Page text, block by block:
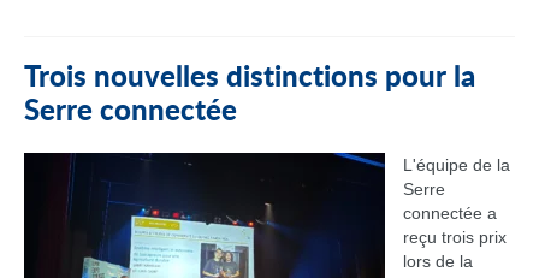
Trois nouvelles distinctions pour la
Serre connectée
L'équipe de la
Serre
connectée a
reçu trois prix
lors de la